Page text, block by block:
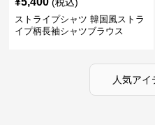
ストライプシャツ 韓国風ストラ
イプ柄長袖シャツブラウス
人気ア